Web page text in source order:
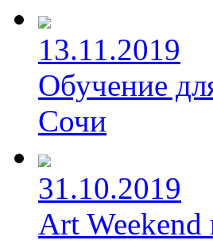
13.11.2019
Обучение
Сочи
31.10.2019
Art Weekend